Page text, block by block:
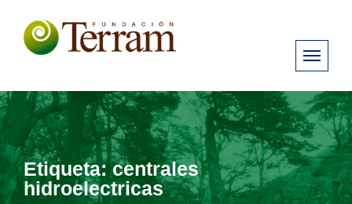
Etiqueta:centrales
hidroelectricas